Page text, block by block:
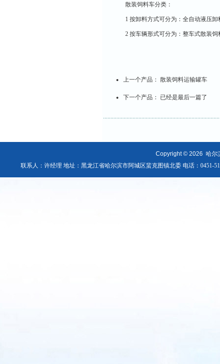
散装饲料车分类：
1 按卸料方式可分为：全自动液压
2 按车辆形式可分为：整车式散装
上一个产品： 散装饲料运输罐车
下一个产品： 已经是最后一篇了
Copyright © 2026 哈尔
联系人：许经理 地址：黑龙江省哈尔滨市阿城区蜚克图镇北委 电话：0451-